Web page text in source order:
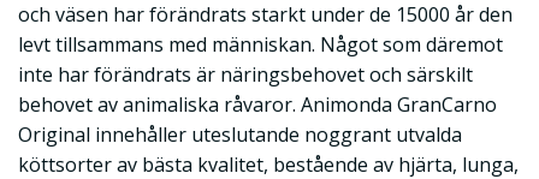
och väsen har förändrats starkt under de 15000 år den
levt tillsammans med människan. Något som däremot
inte har förändrats är näringsbehovet och särskilt
behovet av animaliska råvaror. Animonda GranCarno
Original innehåller uteslutande noggrant utvalda
köttsorter av bästa kvalitet, bestående av hjärta, lunga,